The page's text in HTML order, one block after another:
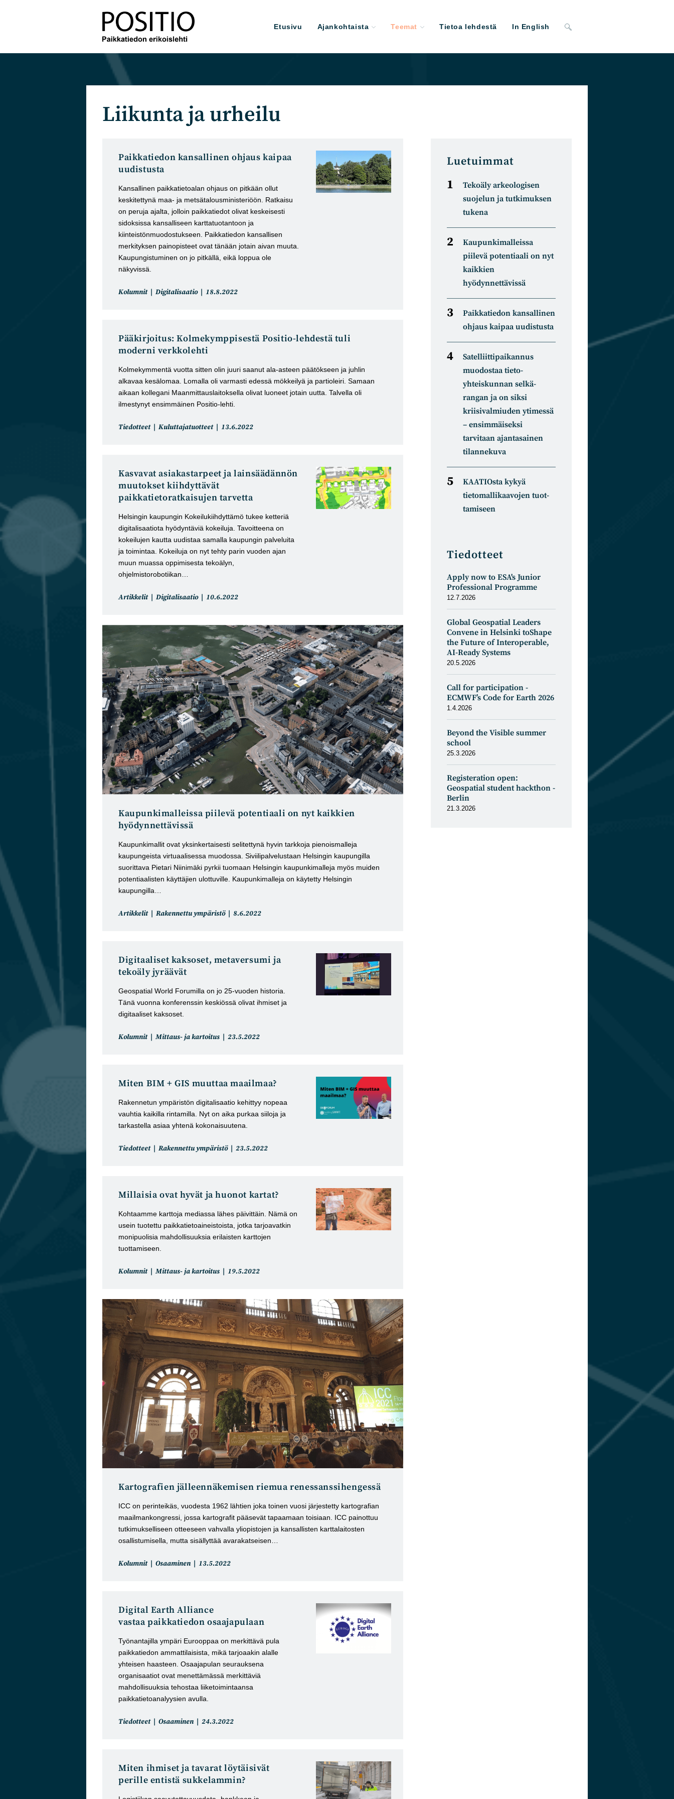
Etusivu Ajankohtaista Teemat Tietoa lehdestä In English Toggle
Liikunta ja urheilu
Paikkatiedon kansallinen ohjaus kaipaa
uudistusta
Kansallinen paikkatietoalan ohjaus on pitkään ollut
keskitettynä maa- ja metsätalousministeriöön. Ratkaisu
on peruja ajalta, jolloin paikkatiedot olivat keskeisesti
sidoksissa kansalliseen karttatuotantoon ja
kiinteistönmuodostukseen. Paikkatiedon kansallisen
merkityksen painopisteet ovat tänään jotain aivan muuta.
Kaupungistuminen on jo pitkällä, eikä loppua ole
näkyvissä.
Artikkelin
Kolumnit Digitalisaatio
Artikkeli
18.8.2022
Pääkirjoitus: Kolmekymppisestä Positio-lehdestä tuli
moderni verkkolehti
Kolmekymmentä vuotta sitten olin juuri saanut ala-asteen päätökseen ja juhlin
alkavaa kesälomaa. Lomalla oli varmasti edessä mökkeilyä ja partioleiri. Samaan
aikaan kollegani Maanmittauslaitoksella olivat luoneet jotain uutta. Talvella oli
ilmestynyt ensimmäinen Positio-lehti.
Artikkelin
Tiedotteet Kuluttajatuotteet
Artikkeli
13.6.2022
Kasvavat asiakastarpeet ja lainsäädännön
muutokset kiihdyttävät
paikkatietoratkaisujen tarvetta
Helsingin kaupungin Kokeilukiihdyttämö tukee ketteriä
digitalisaatiota hyödyntäviä kokeiluja. Tavoitteena on
kokeilujen kautta uudistaa samalla kaupungin palveluita
ja toimintaa. Kokeiluja on nyt tehty parin vuoden ajan
muun muassa oppimisesta tekoälyn,
ohjelmistorobotiikan…
Artikkelin
Artikkelit Digitalisaatio
Artikkeli
10.6.2022
Kaupunkimalleissa piilevä potentiaali on nyt kaikkien
hyödynnettävissä
Kaupunkimallit ovat yksinkertaisesti selitettynä hyvin tarkkoja pienoismalleja
kaupungeista virtuaalisessa muodossa. Siviilipalvelustaan Helsingin kaupungilla
suorittava Pietari Niinimäki pyrkii tuomaan Helsingin kaupunkimalleja myös muiden
potentiaalisten käyttäjien ulottuville. Kaupunkimalleja on käytetty Helsingin
kaupungilla…
Artikkelin
Artikkelit Rakennettu ympäristö
Artikkeli
8.6.2022
Digitaaliset kaksoset, metaversumi ja
tekoäly jyräävät
Geospatial World Forumilla on jo 25-vuoden historia.
Tänä vuonna konferenssin keskiössä olivat ihmiset ja
digitaaliset kaksoset.
Artikkelin
Kolumnit Mittaus- ja kartoitus
Artikkeli
23.5.2022
Miten BIM + GIS muuttaa maailmaa?
Rakennetun ympäristön digitalisaatio kehittyy nopeaa
vauhtia kaikilla rintamilla. Nyt on aika purkaa siiloja ja
tarkastella asiaa yhtenä kokonaisuutena.
Artikkelin
Tiedotteet Rakennettu ympäristö
Artikkeli
23.5.2022
Millaisia ovat hyvät ja huonot kartat?
Kohtaamme karttoja mediassa lähes päivittäin. Nämä on
usein tuotettu paikkatietoaineistoista, jotka tarjoavatkin
monipuolisia mahdollisuuksia erilaisten karttojen
tuottamiseen.
Artikkelin
Kolumnit Mittaus- ja kartoitus
Artikkeli
19.5.2022
Kartografien jälleennäkemisen riemua renessanssihengessä
ICC on perinteikäs, vuodesta 1962 lähtien joka toinen vuosi järjestetty kartografian
maailmankongressi, jossa kartografit pääsevät tapaamaan toisiaan. ICC painottuu
tutkimukselliseen otteeseen vahvalla yliopistojen ja kansallisten karttalaitosten
osallistumisella, mutta sisällyttää avarakatseisen…
Artikkelin
Kolumnit Osaaminen
Artikkeli
13.5.2022
Digital Earth Alliance
vastaa paikkatiedon osaajapulaan
Työnantajilla ympäri Eurooppaa on merkittävä pula
paikkatiedon ammattilaisista, mikä tarjoaakin alalle
yhteisen haasteen. Osaajapulan seurauksena
organisaatiot ovat menettämässä merkittäviä
mahdollisuuksia tehostaa liiketoimintaansa
paikkatietoanalyysien avulla.
Artikkelin
Tiedotteet Osaaminen
Artikkeli
24.3.2022
Miten ihmiset ja tavarat löytäisivät
perille entistä sukkelammin?
Luetuimmat
Tekoäly arkeologisen
suojelun ja tutkimuksen
tukena
Kaupunkimalleissa
piilevä potentiaali on nyt
kaikkien
hyödynnettävissä
Paikkatiedon kansallinen
ohjaus kaipaa uudistusta
Satelliitti­paikannus
muodostaa tieto­
yhteiskunnan selkä­
rangan ja on siksi
kriisivalmiuden ytimessä
– ensimmäiseksi
tarvitaan ajantasainen
tilannekuva
KAATIOsta kykyä
tietomal­likaa­vojen tuot­
tamiseen
Tiedotteet
Apply now to ESA's Junior
Professional Programme
12.7.2026
Global Geospatial Leaders
Convene in Helsinki toShape
the Future of Interoperable,
AI-Ready Systems
20.5.2026
Call for participation -
ECMWF’s Code for Earth 2026
1.4.2026
Beyond the Visible summer
school
25.3.2026
Registeration open:
Geospatial student hackthon -
Berlin
21.3.2026